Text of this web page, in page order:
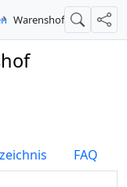
Warenshof Suche
FAQ